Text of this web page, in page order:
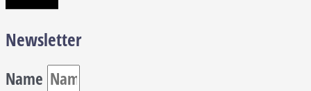
Newsletter
Name